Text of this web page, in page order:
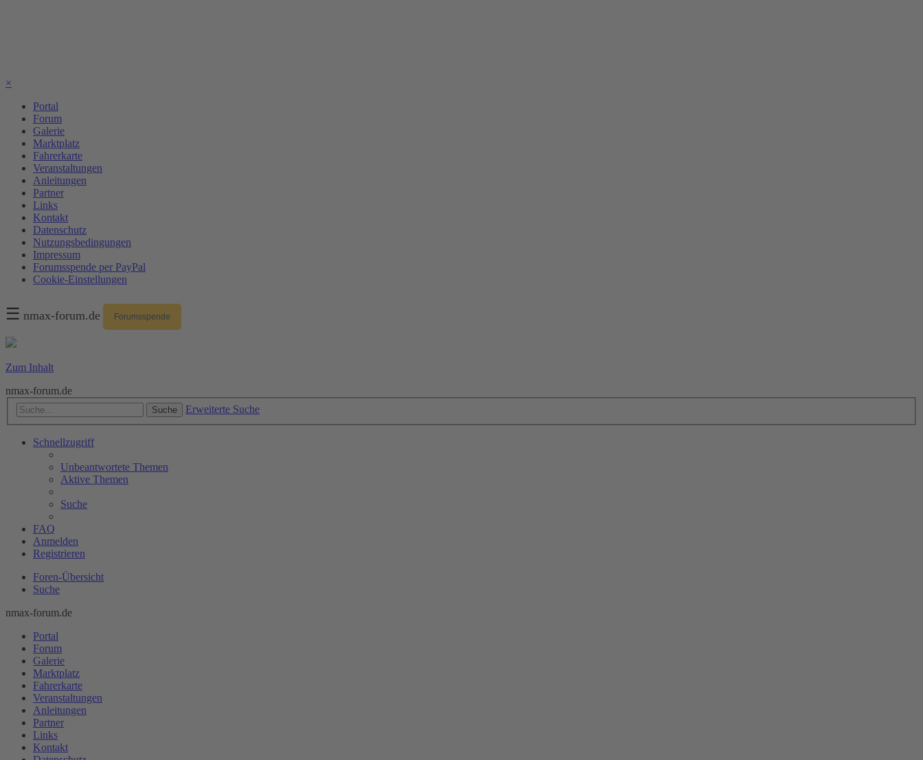
×
Portal
Forum
Galerie
Marktplatz
Fahrerkarte
Veranstaltungen
Anleitungen
Partner
Links
Kontakt
Datenschutz
Nutzungsbedingungen
Impressum
Forumsspende per PayPal
Cookie-Einstellungen
☰ nmax-forum.de Forumsspende
Zum Inhalt
nmax-forum.de
Suche Erweiterte Suche
Schnellzugriff
Unbeantwortete Themen
Aktive Themen
Suche
FAQ
Anmelden
Registrieren
Foren-Übersicht
Suche
nmax-forum.de
Portal
Forum
Galerie
Marktplatz
Fahrerkarte
Veranstaltungen
Anleitungen
Partner
Links
Kontakt